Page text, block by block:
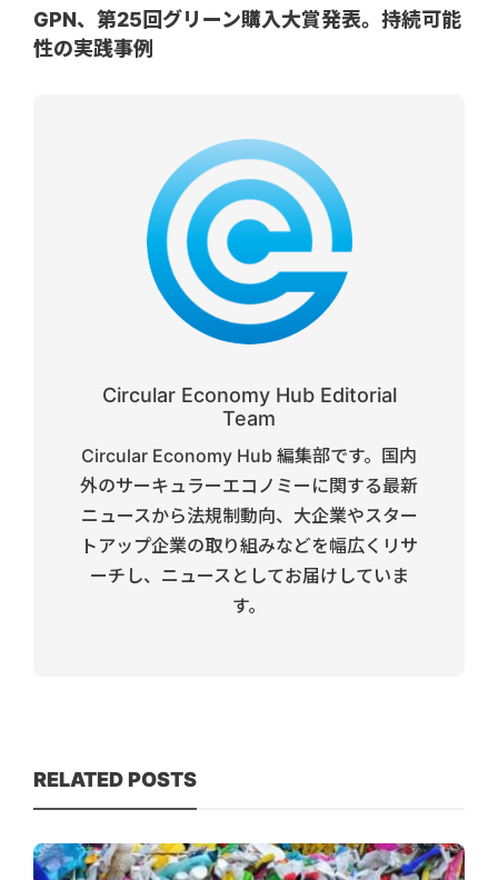
GPN、第25回グリーン購入大賞発表。持続可能
性の実践事例
Circular Economy Hub Editorial
Team
Circular Economy Hub 編集部です。国内
外のサーキュラーエコノミーに関する最新
ニュースから法規制動向、大企業やスター
トアップ企業の取り組みなどを幅広くリサ
ーチし、ニュースとしてお届けしていま
す。
RELATED POSTS